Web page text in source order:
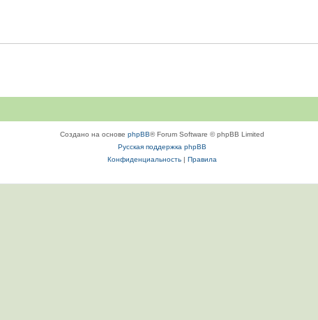
Создано на основе phpBB® Forum Software © phpBB Limited
Русская поддержка phpBB
Конфиденциальность| Правила